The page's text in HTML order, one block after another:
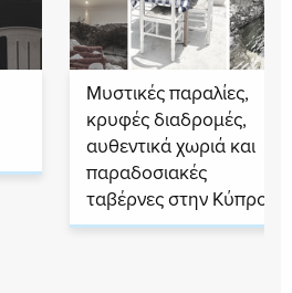
Μυστικές παραλίες,
κρυφές διαδρομές,
αυθεντικά χωριά και
παραδοσιακές
ταβέρνες στην Κύπρο